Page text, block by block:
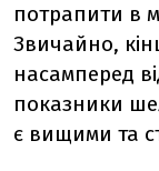
потрапити в
Звичайно,
насамперед
показники
є вищими та